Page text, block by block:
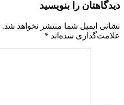
دیدگاهتان را بنویسید
نشانی ایمیل شما منتشر نخواهد شد.
علامت‌گذاری شده‌اند *